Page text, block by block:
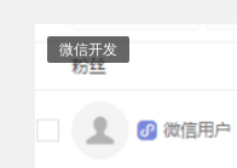
微信开发